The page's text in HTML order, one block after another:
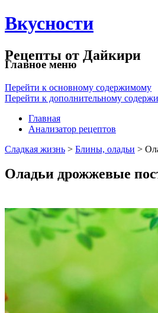
Вкусности
Рецепты от Дайкири
Главное меню
Перейти к основному содержимому
Перейти к дополнительному
Главная
Анализатор рецептов
Сладкая жизнь > Блины, оладьи >
Оладьи дрожжевые